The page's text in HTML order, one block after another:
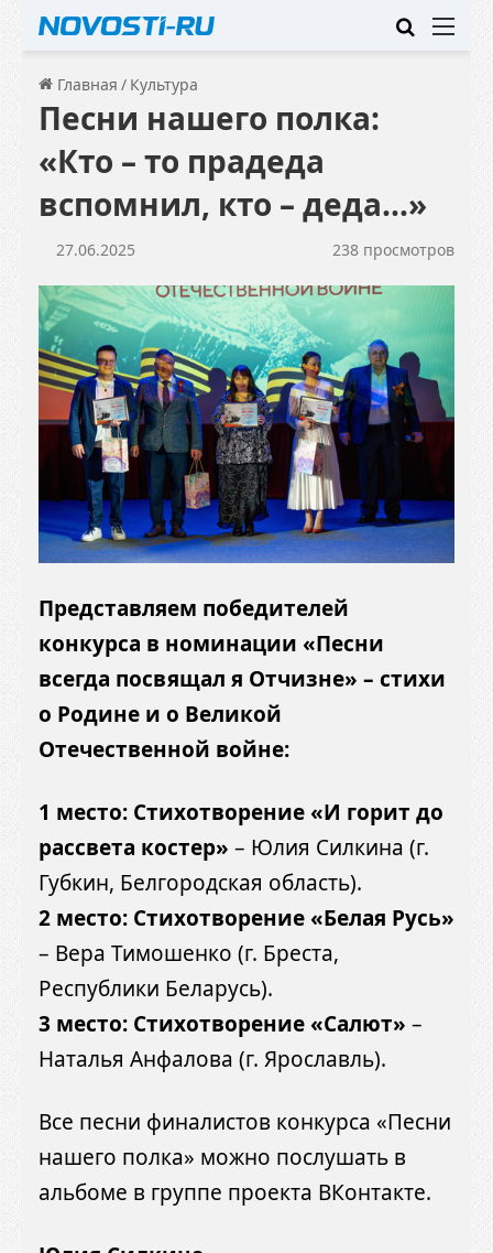
Искать
Главная / Культура
Песни нашего полка:
«Кто – то прадеда
вспомнил, кто – деда…»
27.06.2025 238 просмотров
Представляем победителей
конкурса в номинации «Песни
всегда посвящал я Отчизне» – стихи
о Родине и о Великой
Отечественной войне:
1 место: Стихотворение «И горит до
рассвета костер» – Юлия Силкина (г.
Губкин, Белгородская область).
2 место: Стихотворение «Белая Русь»
– Вера Тимошенко (г. Бреста,
Республики Беларусь).
3 место: Стихотворение «Салют» –
Наталья Анфалова (г. Ярославль).
Все песни финалистов конкурса «Песни
нашего полка» можно послушать в
альбоме в группе проекта ВКонтакте.